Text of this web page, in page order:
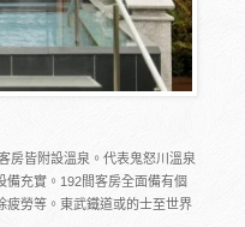
房皆附設溫泉。代表鬼怒川溫泉
備充實。192間客房全面備有個
疲勞等。東武鐵道或的士至世界